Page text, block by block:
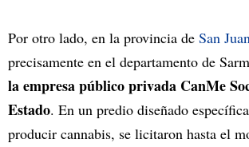
Por otro lado, en la provincia de San
precisamente en el departamento de
la empresa público privada CanMe
Estado. En un predio diseñado
producir cannabis, se licitaron hasta el